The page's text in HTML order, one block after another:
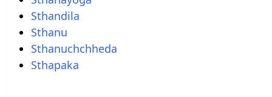
Sthandila
Sthanu
Sthanuchchheda
Sthapaka